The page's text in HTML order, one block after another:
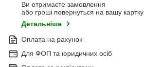
Ви отримаєте замовлення
або гроші повернуться на вашу картку
Детальніше
Оплата на рахунок
Для ФОП та юридичних осіб